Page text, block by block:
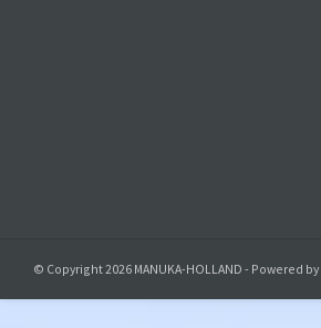
© Copyright 2026 MANUKA-HOLLAND - Powered by